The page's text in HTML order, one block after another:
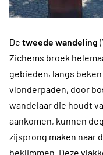
De tweede wandeling
Zichems broek
gebieden, langs
vlonderpaden, door
wandelaar die houdt
aankomen, kunnen
zijsprong maken naar
beklimmen. Deze